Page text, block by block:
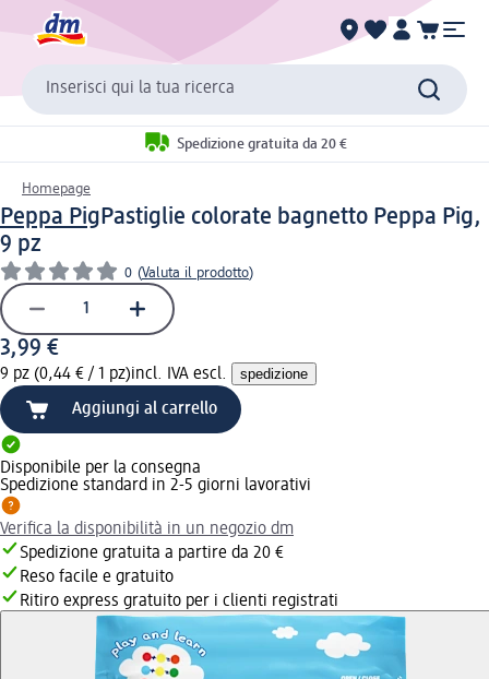
Inserisci qui la tua ricerca
Spedizione gratuita da 20 €
Homepage
Peppa PigPastiglie colorate bagnetto Peppa Pig,
9 pz
0 (Valuta il prodotto)
3,99 €
9 pz (0,44 € / 1 pz)incl. IVA escl. spedizione
Aggiungi al carrello
Disponibile per la consegna
Spedizione standard in 2-5 giorni lavorativi
Verifica la disponibilità in un negozio dm
Spedizione gratuita a partire da 20 €
Reso facile e gratuito
Ritiro express gratuito per i clienti registrati